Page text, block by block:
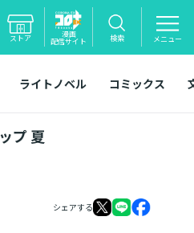
ストア 漫画
配信サイト 検索 メニュー
ライトノベル コミックス
プ 夏
シェアする